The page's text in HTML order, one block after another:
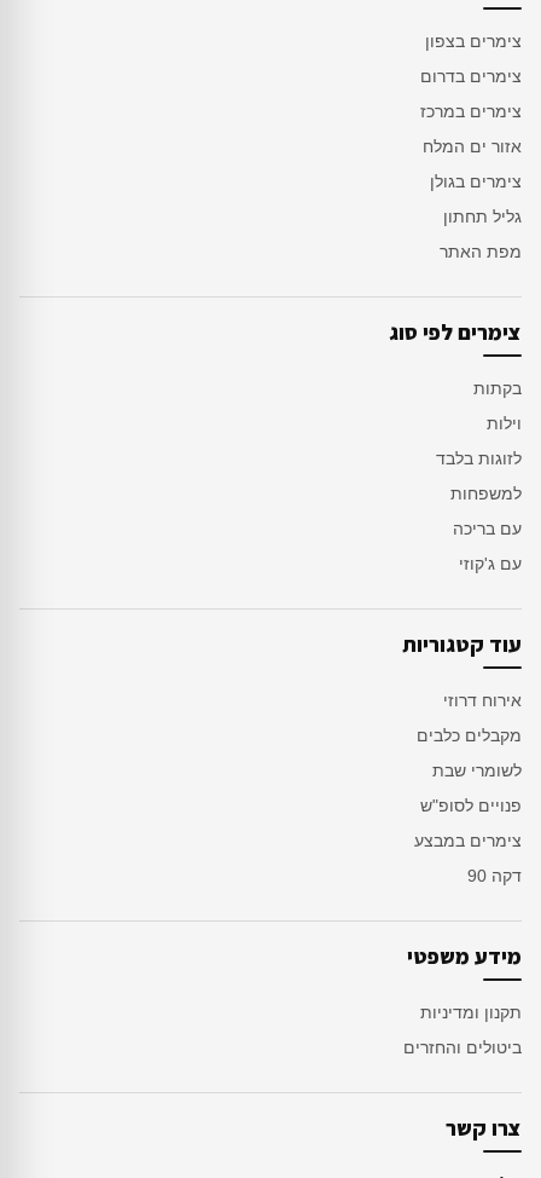
צימרים בצפון
צימרים בדרום
צימרים במרכז
אזור ים המלח
צימרים בגולן
גליל תחתון
מפת האתר
צימרים לפי סוג
בקתות
וילות
לזוגות בלבד
למשפחות
עם בריכה
עם ג'קוזי
עוד קטגוריות
אירוח דרוזי
מקבלים כלבים
לשומרי שבת
פנויים לסופ"ש
צימרים במבצע
דקה 90
מידע משפטי
תקנון ומדיניות
ביטולים והחזרים
צרו קשר